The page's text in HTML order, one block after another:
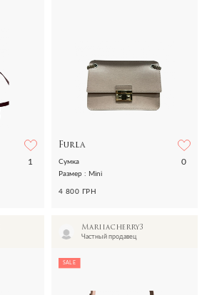
1
Furla
0
Сумка
Размер : Mini
4 800 ГРН
Mariiacherry3
Частный продавец
SALE